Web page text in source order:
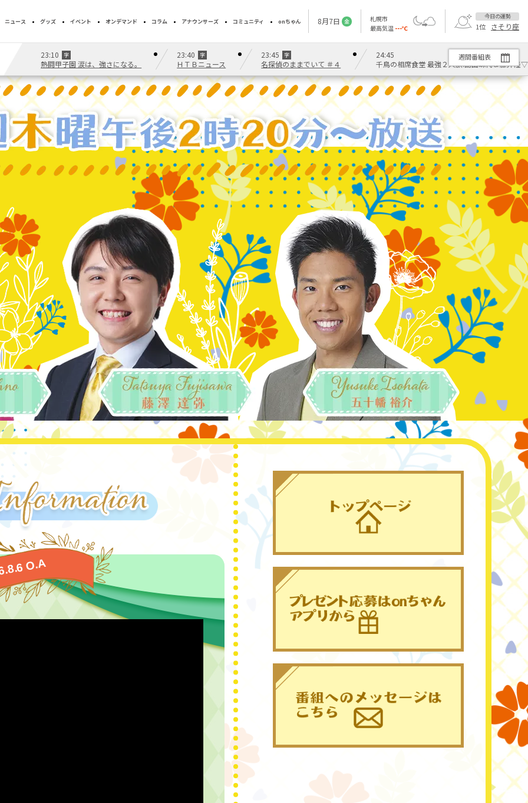
ニュース グッズ イベント オンデマンド コラム アナウンサーズ コミュニティ onちゃん 8月7日 金
札幌市
最高気温 ---℃
今日の運勢
1位 さそり座
23:10 字
熱闘甲子園 涙は、強さになる。
23:40 字
ＨＴＢニュース
23:45 字
名探偵のままでいて ＃４
24:45
千鳥の相席食堂 最強２人旅!島田珠代＆藤井隆
週間番組表
O.A